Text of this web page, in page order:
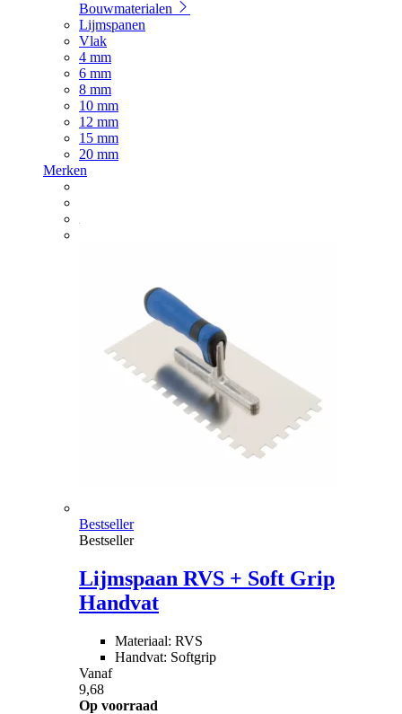
Bouwmaterialen
Lijmspanen
Vlak
4 mm
6 mm
8 mm
10 mm
12 mm
15 mm
20 mm
Merken
Bestseller
Bestseller
Lijmspaan RVS + Soft Grip
Handvat
Materiaal: RVS
Handvat: Softgrip
Vanaf
9,68
Op voorraad